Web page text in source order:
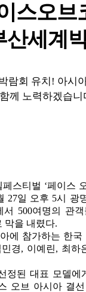
스오브
산세계
람회 유치! 아시
께 노력하겠습니
페스티벌 ‘페이스
27일 오후 5시 광
서 500여명의 관
막을 내렸다.
에 참가하는 한국
경, 이예린, 최하
정된 대표 모델에
오브 아시아 결